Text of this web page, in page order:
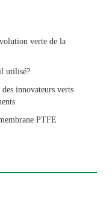
verte de la
utilisé?
innovateurs verts
PTFE